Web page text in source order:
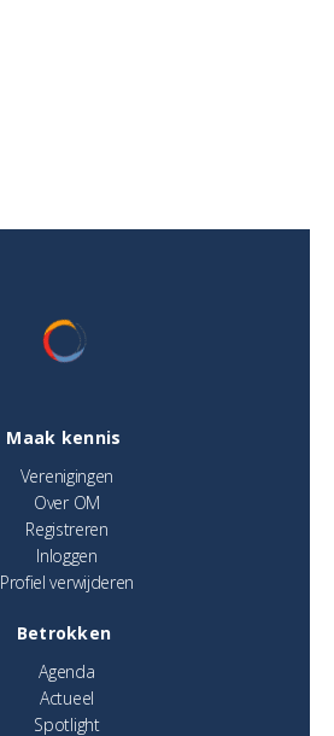
Maak kennis
Verenigingen
Over OM
Registreren
Inloggen
Profiel verwijderen
Betrokken
Agenda
Actueel
Spotlight